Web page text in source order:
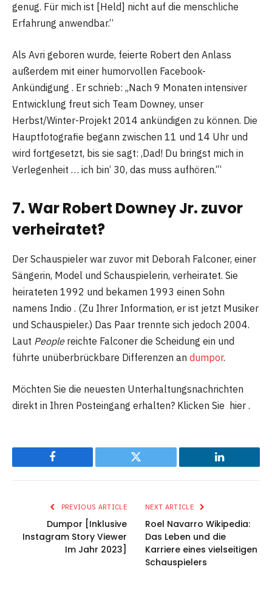
genug. Für mich ist [Held] nicht auf die menschliche
Erfahrung anwendbar.“
Als Avri geboren wurde, feierte Robert den Anlass
außerdem mit einer humorvollen Facebook-
Ankündigung . Er schrieb: „Nach 9 Monaten intensiver
Entwicklung freut sich Team Downey, unser
Herbst/Winter-Projekt 2014 ankündigen zu können. Die
Hauptfotografie begann zwischen 11 und 14 Uhr und
wird fortgesetzt, bis sie sagt: ‚Dad! Du bringst mich in
Verlegenheit … ich bin‘ 30, das muss aufhören.‘“
7. War Robert Downey Jr. zuvor
verheiratet?
Der Schauspieler war zuvor mit Deborah Falconer, einer
Sängerin, Model und Schauspielerin, verheiratet. Sie
heirateten 1992 und bekamen 1993 einen Sohn
namens Indio . (Zu Ihrer Information, er ist jetzt Musiker
und Schauspieler.) Das Paar trennte sich jedoch 2004.
Laut Peoplereichte Falconer die Scheidung ein und
führte unüberbrückbare Differenzen an dumpor.
Möchten Sie die neuesten Unterhaltungsnachrichten
direkt in Ihren Posteingang erhalten? Klicken Sie hier .
Facebook Twitter LinkedIn
PREVIOUS ARTICLE
Dumpor [Inklusive
Instagram Story Viewer
Im Jahr 2023]
NEXT ARTICLE
Roel Navarro Wikipedia:
Das Leben und die
Karriere eines vielseitigen
Schauspielers